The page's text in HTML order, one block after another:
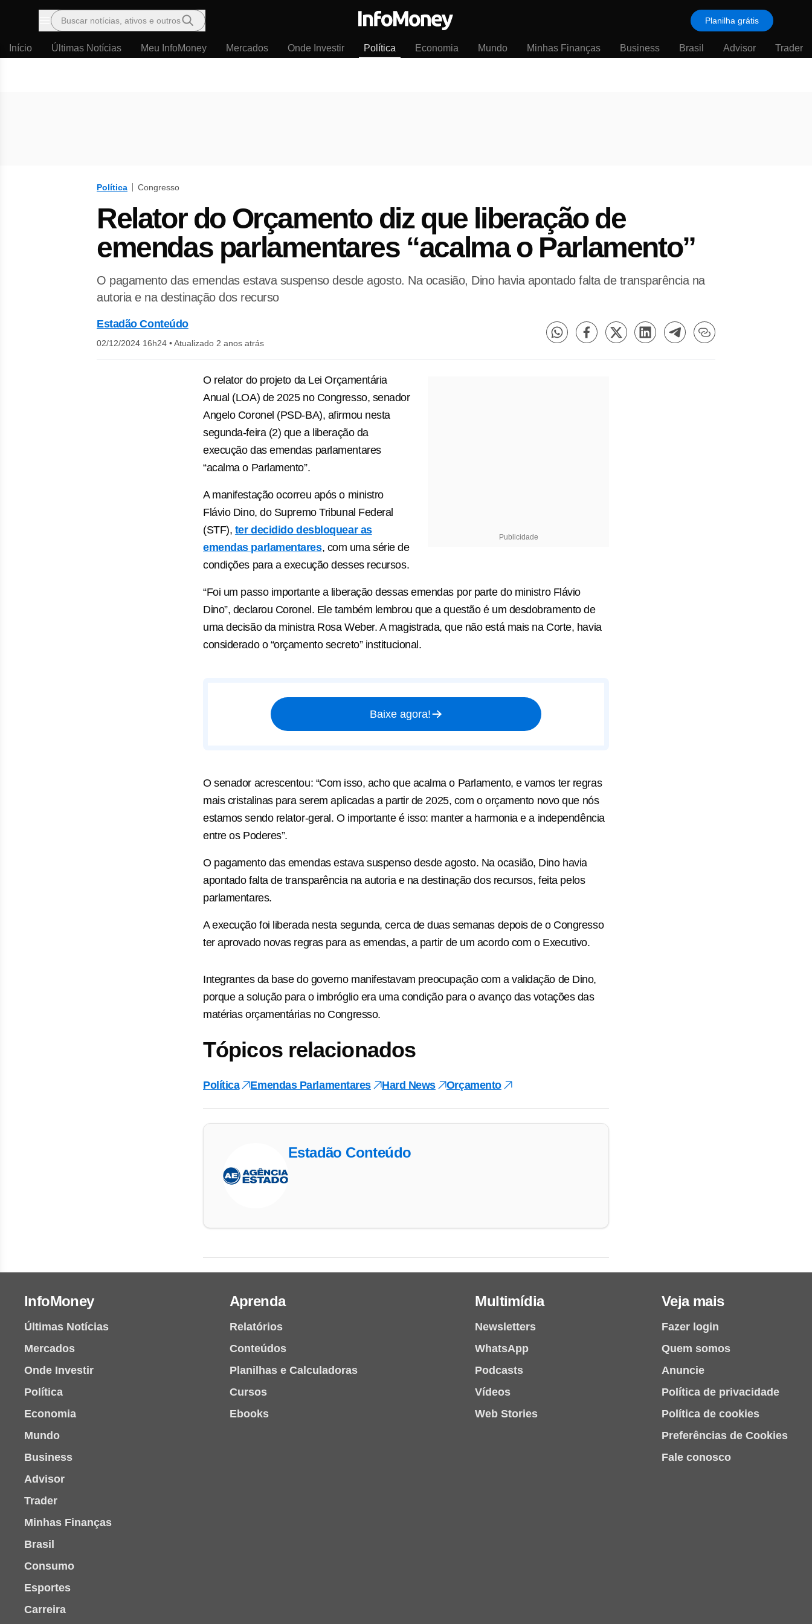
Menu
Buscar notícias, ativos e outros Planilha grátis
Início Últimas Notícias Meu InfoMoney Mercados Onde Investir Política Economia Mundo Minhas Finanças Business Brasil Advisor Trader
Política Congresso
Relator do Orçamento diz que liberação de
emendas parlamentares “acalma o Parlamento”
O pagamento das emendas estava suspenso desde agosto. Na ocasião, Dino havia apontado falta de transparência na
autoria e na destinação dos recurso
Estadão Conteúdo
02/12/2024 16h24 •Atualizado 2 anos atrás
Publicidade
O relator do projeto da Lei Orçamentária
Anual (LOA) de 2025 no Congresso, senador
Angelo Coronel (PSD-BA), afirmou nesta
segunda-feira (2) que a liberação da
execução das emendas parlamentares
“acalma o Parlamento”.
A manifestação ocorreu após o ministro
Flávio Dino, do Supremo Tribunal Federal
(STF), ter decidido desbloquear as
emendas parlamentares, com uma série de
condições para a execução desses recursos.
“Foi um passo importante a liberação dessas emendas por parte do ministro Flávio
Dino”, declarou Coronel. Ele também lembrou que a questão é um desdobramento de
uma decisão da ministra Rosa Weber. A magistrada, que não está mais na Corte, havia
considerado o “orçamento secreto” institucional.
Baixe agora!
O senador acrescentou: “Com isso, acho que acalma o Parlamento, e vamos ter regras
mais cristalinas para serem aplicadas a partir de 2025, com o orçamento novo que nós
estamos sendo relator-geral. O importante é isso: manter a harmonia e a independência
entre os Poderes”.
O pagamento das emendas estava suspenso desde agosto. Na ocasião, Dino havia
apontado falta de transparência na autoria e na destinação dos recursos, feita pelos
parlamentares.
A execução foi liberada nesta segunda, cerca de duas semanas depois de o Congresso
ter aprovado novas regras para as emendas, a partir de um acordo com o Executivo.
Integrantes da base do governo manifestavam preocupação com a validação de Dino,
porque a solução para o imbróglio era uma condição para o avanço das votações das
matérias orçamentárias no Congresso.
Tópicos relacionados
Política Emendas Parlamentares Hard News Orçamento
Estadão Conteúdo
InfoMoney
Últimas Notícias
Mercados
Onde Investir
Política
Economia
Mundo
Business
Advisor
Trader
Minhas Finanças
Brasil
Consumo
Esportes
Carreira
Aprenda
Relatórios
Conteúdos
Planilhas e Calculadoras
Cursos
Ebooks
Multimídia
Newsletters
WhatsApp
Podcasts
Vídeos
Web Stories
Veja mais
Fazer login
Quem somos
Anuncie
Política de privacidade
Política de cookies
Preferências de Cookies
Fale conosco